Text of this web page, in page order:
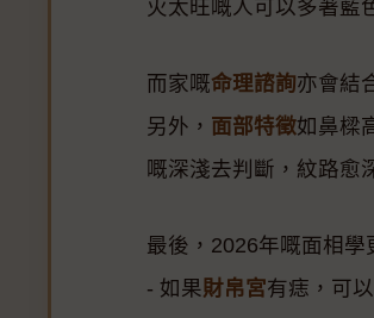
火太旺嘅人可以多著藍
而家嘅命理諮詢亦會結
另外， 面部特徵如鼻樑
嘅深淺去判斷，紋路愈
最後，2026年嘅面相學
- 如果財帛宮有痣，可